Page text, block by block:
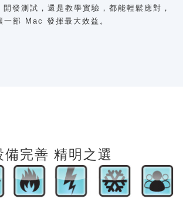
發測試，還是教學實驗，都能輕鬆應對，
一部 Mac 發揮最大效益。
備完善 精明之選